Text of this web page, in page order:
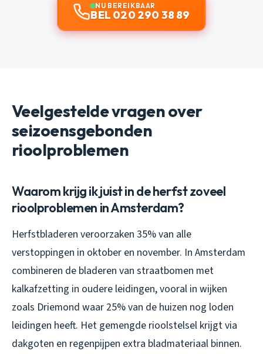
NU BEREIKBAAR
BEL 020 290 38 89
Veelgestelde vragen over
seizoensgebonden
rioolproblemen
Waarom krijg ik juist in de herfst zoveel
rioolproblemen in Amsterdam?
Herfstbladeren veroorzaken 35% van alle
verstoppingen in oktober en november. In Amsterdam
combineren de bladeren van straatbomen met
kalkafzetting in oudere leidingen, vooral in wijken
zoals Driemond waar 25% van de huizen nog loden
leidingen heeft. Het gemengde rioolstelsel krijgt via
dakgoten en regenpijpen extra bladmateriaal binnen.